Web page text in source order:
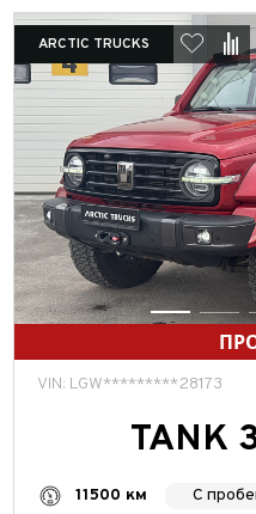
Под заказ
Продано
Город
Выберите значение
Марка авто
Tank
Модель
ARCTIC TRUCKS
VIN: LGW*********28173
TANK
11500 км
С